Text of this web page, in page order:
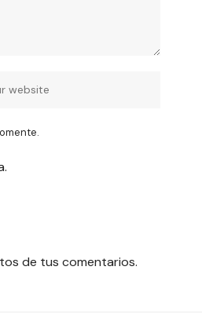
de tus comentarios.